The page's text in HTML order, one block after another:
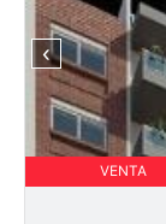
‹
VENTA